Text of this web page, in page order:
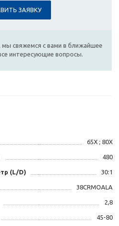
ЗАЯВКУ
свяжемся с вами в ближайшее
интересующие вопросы.
65X ; 80X
480
(L/D) 30:1
38CRMOALA
2,8
45-80